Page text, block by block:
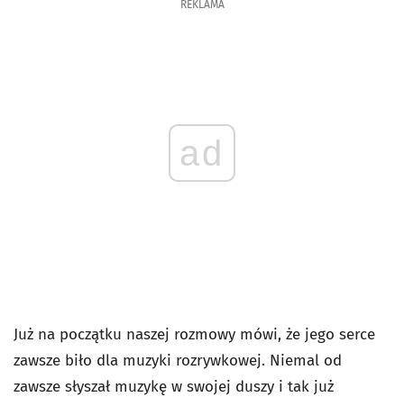
REKLAMA
ad
Już na początku naszej rozmowy mówi, że jego serce
zawsze biło dla muzyki rozrywkowej. Niemal od
zawsze słyszał muzykę w swojej duszy i tak już